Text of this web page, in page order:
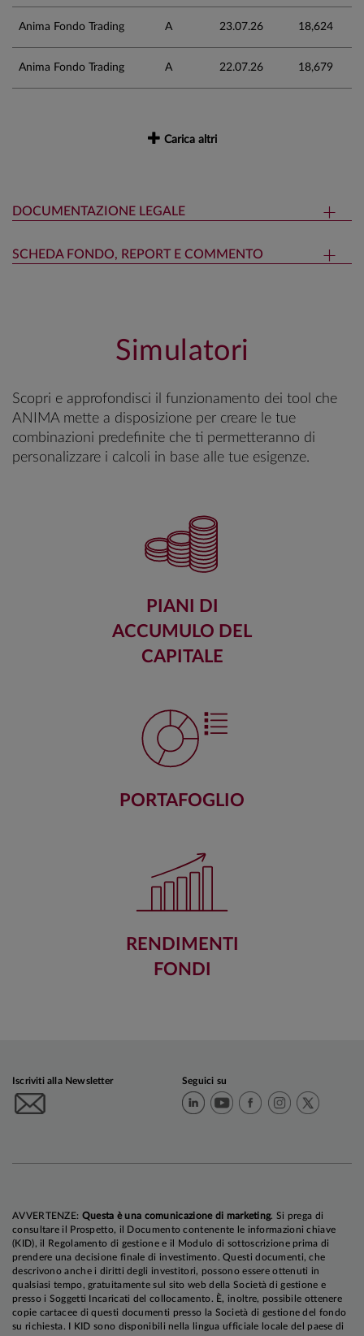
Anima Fondo Trading A 23.07.26 18,624
Anima Fondo Trading A 22.07.26 18,679
Carica altri
DOCUMENTAZIONE LEGALE
SCHEDA FONDO, REPORT E COMMENTO
Simulatori
Scopri e approfondisci il funzionamento dei tool che
ANIMA mette a disposizione per creare le tue
combinazioni predefinite che ti permetteranno di
personalizzare i calcoli in base alle tue esigenze.
PIANI DI
ACCUMULO DEL
CAPITALE
PORTAFOGLIO
RENDIMENTI
FONDI
Iscriviti alla Newsletter Seguici su
AVVERTENZE: Questa è una comunicazione di marketing. Si prega di
consultare il Prospetto, il Documento contenente le informazioni chiave
(KID), il Regolamento di gestione e il Modulo di sottoscrizione prima di
prendere una decisione finale di investimento. Questi documenti, che
descrivono anche i diritti degli investitori, possono essere ottenuti in
qualsiasi tempo, gratuitamente sul sito web della Società di gestione e
presso i Soggetti Incaricati del collocamento. È, inoltre, possibile ottenere
copie cartacee di questi documenti presso la Società di gestione del fondo
su richiesta. I KID sono disponibili nella lingua ufficiale locale del paese di